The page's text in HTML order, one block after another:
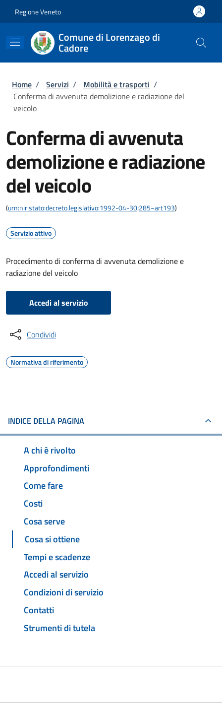
Regione Veneto
Comune di Lorenzago di
Cadore
Briciole di pane
Home / Servizi / Mobilità e trasporti /
Conferma di avvenuta demolizione e radiazione del
veicolo
Conferma di avvenuta
demolizione e radiazione
del veicolo
(urn:nir:stato:decreto.legislativo:1992-04-30;285~art193)
Servizio attivo
Procedimento di conferma di avvenuta demolizione e
radiazione del veicolo
Accedi al servizio
Condividi
Normativa di riferimento
INDICE DELLA PAGINA
A chi è rivolto
Approfondimenti
Come fare
Costi
Cosa serve
Cosa si ottiene
Tempi e scadenze
Accedi al servizio
Condizioni di servizio
Contatti
Strumenti di tutela